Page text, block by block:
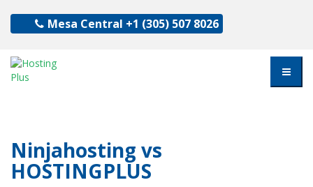
Mesa Central +1 (305) 507 8026
Ninjahosting vs
HOSTINGPLUS